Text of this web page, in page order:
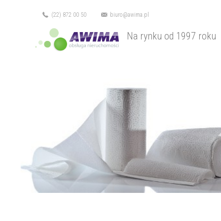
(22) 872 00 50 biuro@awima.pl
Na rynku od 1997 roku